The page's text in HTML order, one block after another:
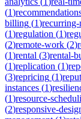
(1)
billing (1)recurring-
(1)regulation (1)
(2)remote-work (2)
(1)rental (3)rental-
(1)replication (1)
(3)repricing (1)
instances (1)
(1)resource-
(2)responsive-